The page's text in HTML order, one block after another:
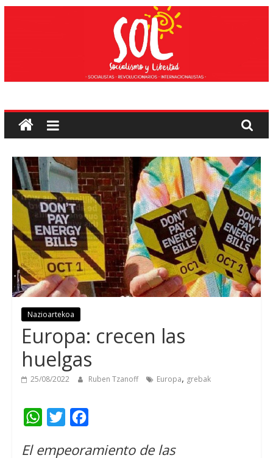
Sozialismoa
eta
Askatasuna
Nazioartekoa
Europa: crecen las
huelgas
25/08/2022 Ruben Tzanoff Europa, grebak
W
a
i
c
El empeoramiento de las